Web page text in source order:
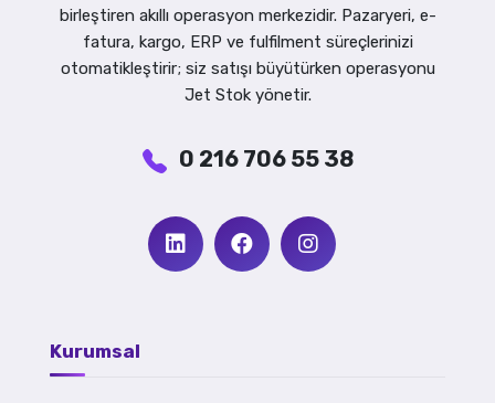
birleştiren akıllı operasyon merkezidir. Pazaryeri, e-
fatura, kargo, ERP ve fulfilment süreçlerinizi
otomatikleştirir; siz satışı büyütürken operasyonu
Jet Stok yönetir.
0 216 706 55 38
Kurumsal